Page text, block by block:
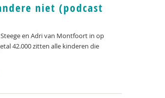
niet (podcast
en Adri van Montfoort in op
42.000 zitten alle kinderen die